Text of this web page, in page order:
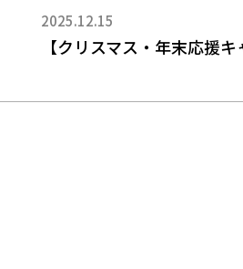
2025.12.15
【クリスマス・年末応援